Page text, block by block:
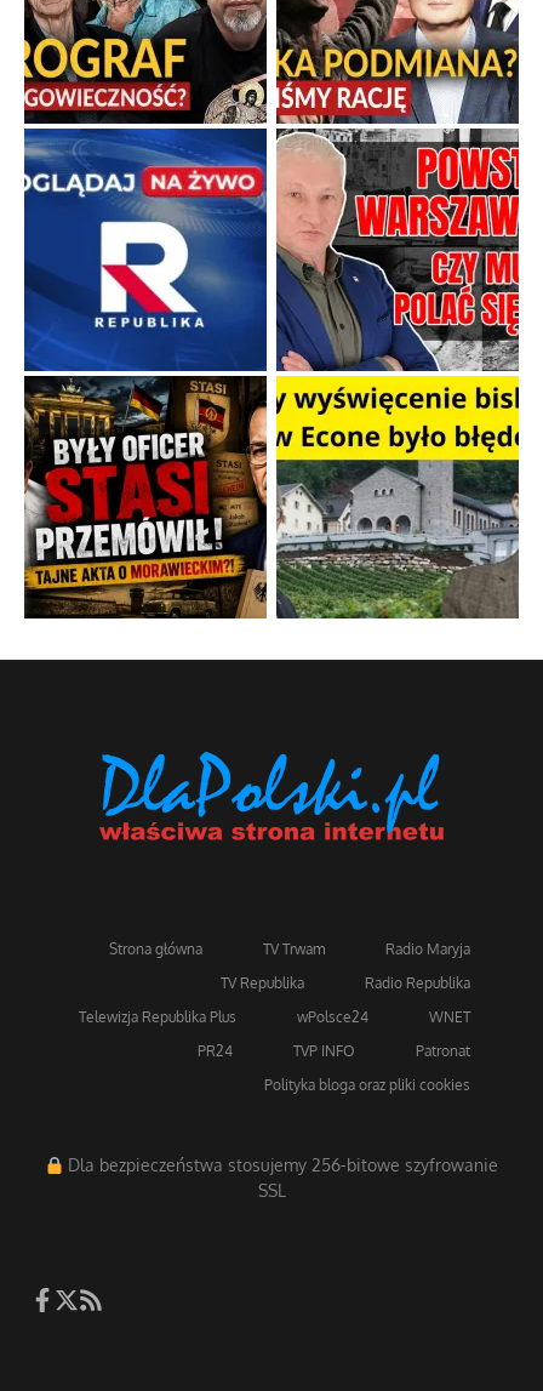
Strona główna TV Trwam
Radio Maryja
TV Republika
Radio Republika
Telewizja Republika Plus
wPolsce24
WNET
PR24
TVP INFO
Patronat
Polityka bloga oraz pliki cookies
Dla bezpieczeństwa stosujemy 256-bitowe szyfrowanie
SSL